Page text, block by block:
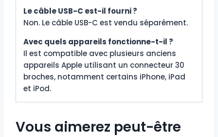
Le câble USB-C est-il fourni ?
Non. Le câble USB-C est vendu séparément.
Avec quels appareils fonctionne-t-il ?
Il est compatible avec plusieurs anciens
appareils Apple utilisant un connecteur 30
broches, notamment certains iPhone, iPad
et iPod.
Vous aimerez peut-être